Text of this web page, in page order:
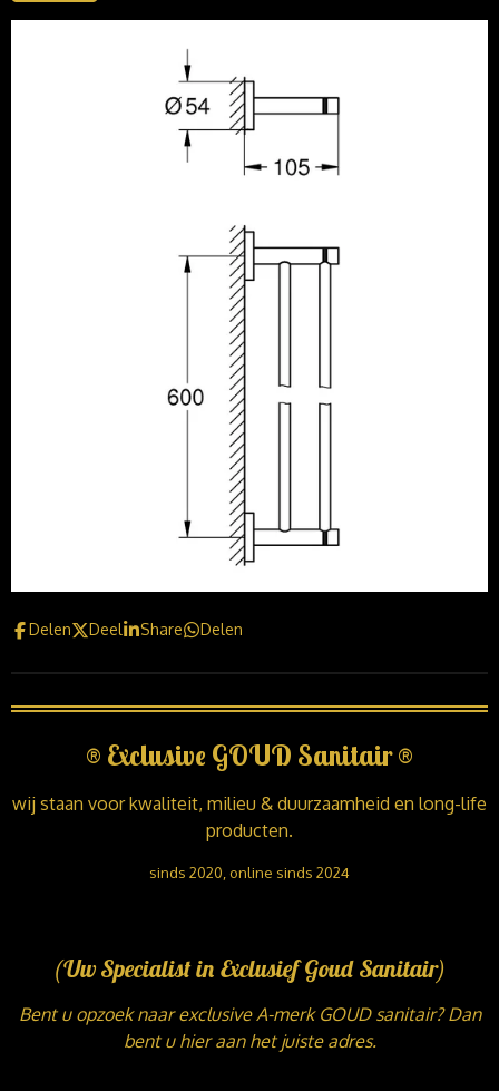
Delen Deel Share Delen
® Exclusive GOUD Sanitair®
wij staan voor kwaliteit, milieu & duurzaamheid en long-life
producten.
sinds 2020, online sinds 2024
(Uw Specialist in Exclusief Goud Sanitair)
Bent u opzoek naar exclusive A-merk GOUD sanitair? Dan
bent u hier aan het juiste adres.